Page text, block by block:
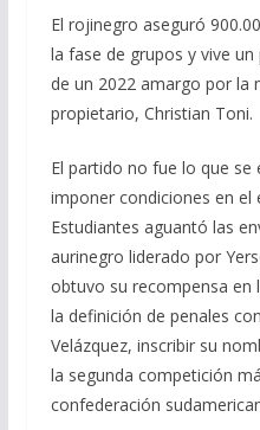
El rojinegro aseguró
la fase de grupos y vive
de un 2022 amargo por la
propietario, Christian Toni.
El partido no fue lo que se
imponer condiciones en
Estudiantes aguantó las
aurinegro liderado por
obtuvo su recompensa en
la definición de penales
Velázquez, inscribir su
la segunda competición
confederación